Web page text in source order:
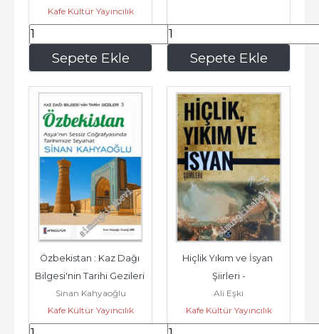
Sepete Ekle
Kafe Kültür Yayıncılık
375,00 Sepete Ekle
375,00
Özbekistan : Kaz Dağı
Bilgesi'nin Tarihi Gezileri
3 - Asya'nın Sessiz...
Sinan Kahyaoğlu
Kafe Kültür Yayıncılık
Hiçlik Yıkım ve İsyan
Şiirleri -
Ali Eşki
Kafe Kültür Yayıncılık